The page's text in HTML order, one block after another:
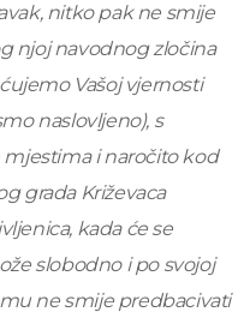
nitko pak ne smije
njoj navodnog zločina
Vašoj vjernosti
naslovljeno), s
i naročito kod
grada Križevaca
kada će se
slobodno i po svojoj
ne smije predbacivati